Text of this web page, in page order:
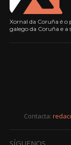
Xornal da Coruña é
galego da Coruña e
Contacta:
SÍGUENOS